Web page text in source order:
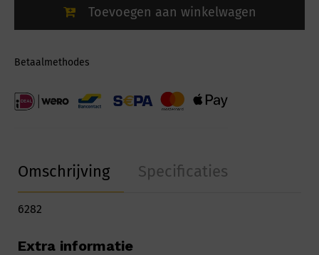
Toevoegen aan winkelwagen
Betaalmethodes
Omschrijving Specificaties
6282
Extra informatie